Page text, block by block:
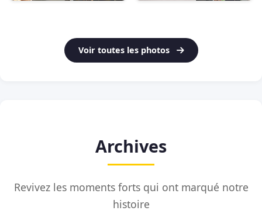
Voir toutes les photos
Archives
Revivez les moments forts qui ont marqué notre
histoire